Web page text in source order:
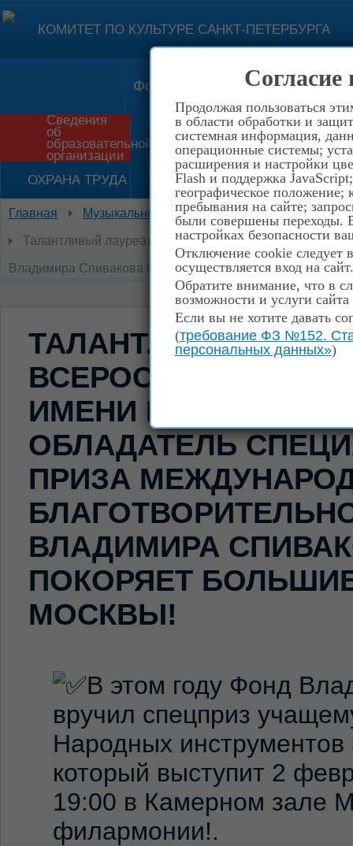
Согласие
Продолжая пользоваться
в области обработки и
системная информация,
операционные системы;
расширения и настройки
Flash и поддержка
географическое положение;
пребывания на сайте;
были совершены переходы.
настройках безопасности
Отключение cookie следует
осуществляется вход на сайт.
Обратите внимание, что в
возможности и услуги
Если вы не хотите давать
(требование ФЗ №152.
персональных данных»)
КОМИТЕТ ПО КУЛЬТУРЕ САНКТ-ПЕТЕРБУРГА
Форма обратной связи
Сведения
об
образовательной
организации
Приём в школу История
ОХРАНА ТРУДА НЕТ КОРРУПЦИИ!
Главная Музыкальное отделение Народный отдел
Талантливый лауреат II Всероссийского конкурса
Владимира Спивакова покоряет большие сцены Москвы!
ТАЛАНТЛИВЫЙ
ВСЕРОССИЙСКОГО
ИМЕНИ
ОБЛАДАТЕЛЬ
ПРИЗА
ВЛАДИМИРА
ПОКОРЯЕТ
МОСКВЫ!
В этом году Фонд
вручил спецприз
Народных инструментов
который выступит 2
19:00 в Камерном зале
филармонии!.